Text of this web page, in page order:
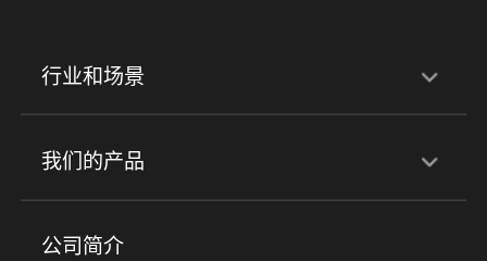
行业和场景
行业解决方案
培训机构 职业技能培训 兴趣培训
金融行业
我们的产品
产品
公司简介